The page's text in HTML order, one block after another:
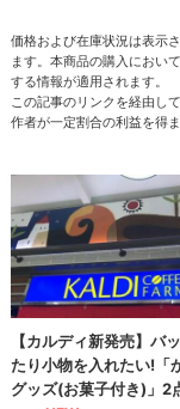
価格および在庫状況は表示
ます。本商品の購入におい
する情報が適用されます。
この記事のリンクを経由し
作者が一定割合の利益を得ま